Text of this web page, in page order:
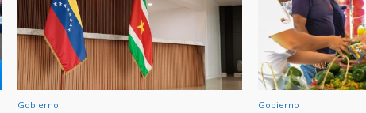
Gobierno Gobierno